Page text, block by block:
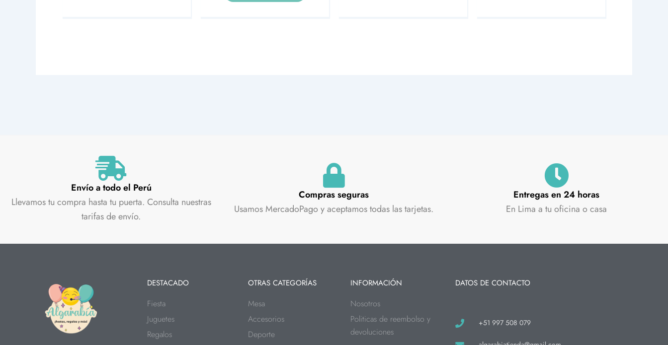
Envío a todo el Perú
Llevamos tu compra hasta tu puerta. Consulta nuestras
tarifas de envío.
Compras seguras
Usamos MercadoPago y aceptamos todas las tarjetas.
Entregas en 24 horas
En Lima a tu oficina o casa
DESTACADO
Fiesta
Juguetes
Regalos
OTRAS CATEGORÍAS
Mesa
Accesorios
Deporte
INFORMACIÓN
Nosotros
Politicas de reembolso y
devoluciones
DATOS DE CONTACTO
+51 997 508 079